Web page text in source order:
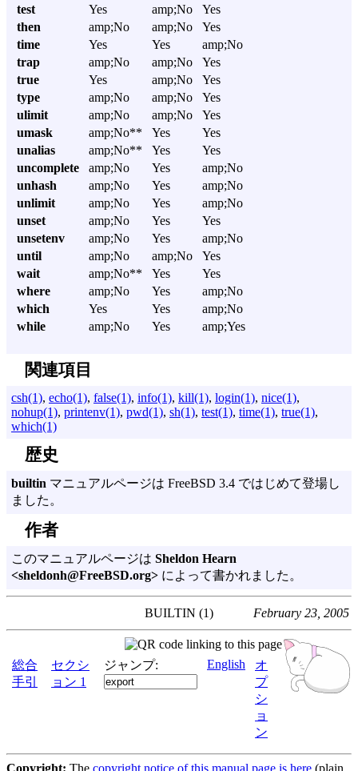
test
Yes amp;No
Yes
then
amp;No amp;No
Yes
time
Yes Yes
amp;No
trap
amp;No amp;No
Yes
true
Yes amp;No
Yes
type
amp;No amp;No
Yes
ulimit
amp;No amp;No
Yes
umask
amp;No** Yes
Yes
unalias
amp;No** Yes
Yes
uncomplete
amp;No Yes
amp;No
unhash
amp;No Yes
amp;No
unlimit
amp;No Yes
amp;No
unset
amp;No Yes
Yes
unsetenv
amp;No Yes
amp;No
until
amp;No amp;No
Yes
wait
amp;No** Yes
Yes
where
amp;No Yes
amp;No
which
Yes Yes
amp;No
while
amp;No Yes amp;Yes
関連項目
csh(1), echo(1), false(1), info(1), kill(1), login(1), nice(1),
nohup(1), printenv(1), pwd(1), sh(1), test(1), time(1), true(1),
which(1)
歴史
builtin マニュアルページは FreeBSD 3.4 ではじめて登場し
ました。
作者
このマニュアルページは Sheldon Hearn
<sheldonh@FreeBSD.org> によって書かれました。
BUILTIN (1) February 23, 2005
総合
手引
セクシ
ョン 1
ジャンプ: English
オ
プ
シ
ョ
ン
Copyright: The copyright notice of this manual page is here (plain